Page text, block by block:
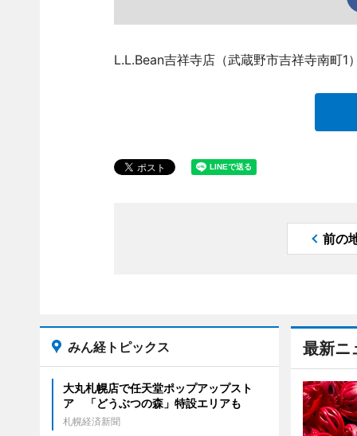
L.L.Bean吉祥寺店（武蔵野市吉祥寺南町
前の
最新ニ
みん経トピックス
大丸札幌店で任天堂ポップアップスト
ア 「どうぶつの森」特設エリアも
札幌経済新聞